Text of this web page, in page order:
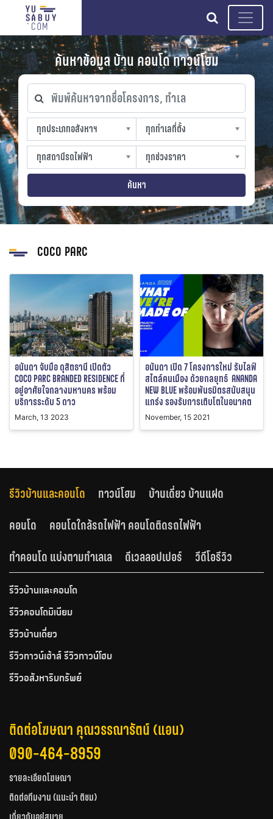
search
ค้นหาข้อมูล บ้าน คอนโด ทาวน์โฮม
พิมพ์ค้นหาจากชื่อโครงการ, ทำเล
ทุกประเภทอสังหาฯ
ทุกประเภทอสังหาฯ
sproperty
ทุกทำเลที่ตั้ง
ทุกทำเลที่ตั้ง
slocation
ทุกสถานีรถไฟฟ้า
ทุกสถานีรถไฟฟ้า
strain-station
ทุกช่วงราคา
ทุกช่วงราคา
sprice
ค้นหา
COCO PARC
อนันดา จับมือ ดุสิตธานี เปิดตัว
COCO PARC BRANDED RESIDENCE ที่
อยู่อาศัยใจกลางมหานคร พร้อม
บริการระดับ 5 ดาว
March, 13 2023
อนันดา เปิด 7 โครงการใหม่ รับไลฟ์
สไตล์คนเมือง ด้วยกลยุทธ์ ANANDA
NEW BLUE พร้อมพันธมิตรสนับสนุน
แกร่ง รองรับการเติบโตในอนาคต
November, 15 2021
รีวิวบ้านและคอนโด ทาวน์โฮม
บ้านเดี่ยว บ้านแฝด
คอนโด
คอนโดใกล้รถไฟฟ้า คอนโดติดรถไฟฟ้า
ทำคอนโด แบ่งตามทำเลเล
ดีเวลลอปเปอร์ วีดีโอรีวิว
รีวิวบ้านและคอนโด
รีวิวคอนโดมิเนียม
รีวิวบ้านเดี่ยว
รีวิวทาวน์เฮ้าส์ รีวิวทาวน์โฮม
รีวิวอสังหาริมทรัพย์
ติดต่อโฆษณา คุณวรรณารัตน์ (แอน)
090-464-8959
รายละเอียดโฆษณา
ติดต่อทีมงาน (แนะนำ ติชม)